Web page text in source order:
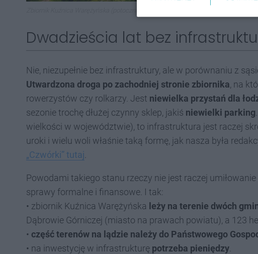
Dwadzieścia lat bez
Nie, niezupełnie bez infrastruktury, ale w porównaniu z
Utwardzona droga po zachodniej stronie zbiornika , na
rowerzystów czy rolkarzy. Jest niewielka przystań dla
sezonie trochę dłużej czynny sklep, jakiś niewielki parking
wielkości w województwie), to infrastruktura jest raczej
uroki i wielu woli właśnie taką formę, jak nasza była
„Czwórki” tutaj
Powodami takiego stanu rzeczy nie jest raczej
sprawy formalne i finansowe. I tak:
• zbiornik Kuźnica Warężyńska leży na terenie dwóch
Dąbrowie Górniczej (miasto na prawach powiatu), a 123
• część terenów na lądzie należy do Państwowego
• na inwestycję w infrastrukturę potrzeba pieniędzy